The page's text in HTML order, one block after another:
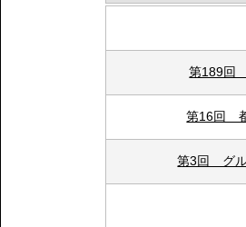
第189回
第16回
第3回 グ